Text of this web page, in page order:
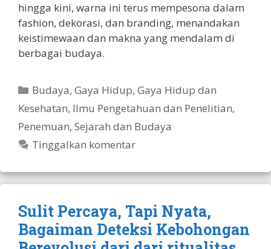
hingga kini, warna ini terus mempesona dalam
fashion, dekorasi, dan branding, menandakan
keistimewaan dan makna yang mendalam di
berbagai budaya.
Kategori
Budaya,Gaya Hidup,Gaya Hidup dan
Kesehatan, Ilmu Pengetahuan dan Penelitian,
Penemuan, Sejarah dan Budaya
Tinggalkan komentar
Sulit Percaya, Tapi Nyata,
Bagaiman Deteksi Kebohongan